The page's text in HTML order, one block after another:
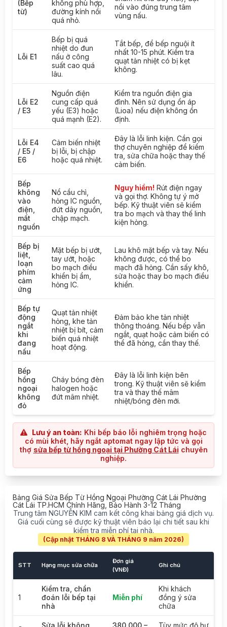
(Bếp
từ)
không phù hợp,
đường kính nồi
quá nhỏ.
nồi vào đúng trung tâm
vùng nấu.
Lỗi E1
Bếp bị quá
nhiệt do đun
nấu ở công
suất cao quá
lâu.
Tắt bếp, để bếp nguội ít
nhất 10-15 phút. Kiểm tra
quạt tản nhiệt có bị kẹt
không.
Lỗi E2
/ E3
Nguồn điện
cung cấp quá
yếu (E3) hoặc
quá mạnh (E2).
Kiểm tra nguồn điện gia
đình. Nên sử dụng ổn áp
(Lioa) nếu điện không ổn
định.
Lỗi E4
/ E5 /
E6
Cảm biến nhiệt
bị lỗi, bị chập
hoặc quá nhiệt.
Đây là lỗi linh kiện. Cần gọi
thợ chuyên nghiệp để kiểm
tra, sửa chữa hoặc thay thế
cảm biến.
Bếp
không
vào
điện,
mất
nguồn
Nổ cầu chì,
hỏng IC nguồn,
đứt dây nguồn,
chập mạch.
Nguy hiểm! Rút điện ngay
và gọi thợ. Không tự ý mở
bếp. Kỹ thuật viên sẽ kiểm
tra bo mạch và thay thế linh
kiện hỏng.
Bếp bị
liệt,
loạn
phím
cảm
ứng
Mặt bếp bị ướt,
tay ướt, hoặc
bo mạch điều
khiển bị ẩm,
hỏng IC.
Lau khô mặt bếp và tay. Nếu
không được, có thể bo
mạch đã hỏng. Cần sấy khô,
sửa hoặc thay bo mạch điều
khiển.
Bếp tự
động
ngắt
khi
đang
nấu
Quạt tản nhiệt
hỏng, khe tản
nhiệt bị bít, cảm
biến quá nhiệt
hoạt động.
Đảm bảo khe tản nhiệt
thông thoáng. Nếu bếp vẫn
ngắt, quạt hoặc cảm biến có
thể đã hỏng, cần thay thế.
Bếp
hồng
ngoại
không
đỏ
Cháy bóng đèn
halogen hoặc
đứt mâm nhiệt.
Đây là lỗi linh kiện bên
trong. Kỹ thuật viên sẽ kiểm
tra và thay thế mâm
nhiệt/bóng đèn mới.
Lưu ý an toàn: Khi bếp báo lỗi nghiêm trọng hoặc
có mùi khét, hãy ngắt aptomat ngay lập tức và gọi
thợ sửa bếp từ hồng ngoại tại Phường Cát Lái chuyên
nghiệp.
Bảng Giá Sửa Bếp Từ Hồng Ngoại Phường Cát Lái Phường
Cát Lái TP.HCM Chính Hãng, Bảo Hành 3-12 Tháng
Trung tâm NGUYỄN KIM cam kết công khai bảng giá dịch vụ.
Giá cuối cùng sẽ được kỹ thuật viên báo lại chi tiết sau khi
kiểm tra miễn phí tại nhà.
(Cập nhật THÁNG 8 VÀ THÁNG 9 năm 2026)
STT Hạng mục sửa chữa
Đơn giá
(VNĐ)
Ghi chú
1
Kiểm tra, chẩn
đoán lỗi bếp tại
nhà
Miễn phí
Khi khách
đồng ý sửa
chữa